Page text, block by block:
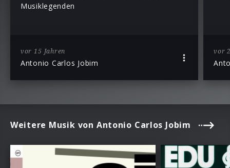
Musiklegenden
vor 15 Jahren
Antonio Carlos Jobim
vor
Weitere Musik von Antonio Carlos Jobim